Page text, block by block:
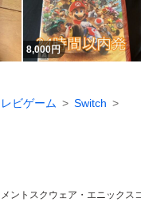
8,000円
ビゲーム
Switch
ント スクウェア・エニックス